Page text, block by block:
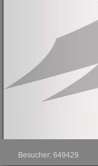
Besucher: 649429